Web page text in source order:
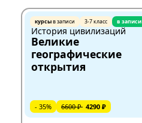
курсыв записи 3-7 класс в записи
История цивилизаций
Великие
географические
открытия
- 35% 6600 ₽ 4290 ₽